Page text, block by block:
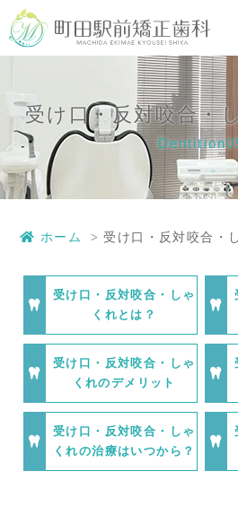
受け口・反対咬合・しゃくれとは？｜
町田の矯正歯科専門の歯科医院｜土日
診療-町田駅前矯正歯科
受け口・反対咬合・
ホーム 受け口・反対咬合・
受け口・反対咬合・しゃ
くれとは？
受け口・反対咬合・しゃ
くれのデメリット
受け口・反対咬合・しゃ
くれの治療はいつから？